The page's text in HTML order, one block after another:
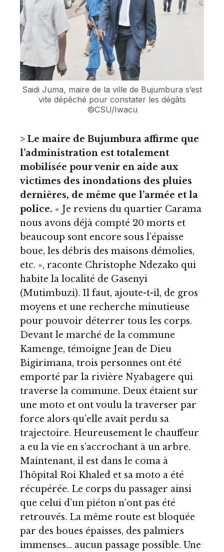
Saidi Juma, maire de la ville de Bujumbura s’est
vite dépêché pour constater les dégâts
©CSU/Iwacu
> Le maire de Bujumbura affirme que
l’administration est totalement
mobilisée pour venir en aide aux
victimes des inondations des pluies
dernières, de même que l’armée et la
police. « Je reviens du quartier Carama
nous avons déjà compté 20 morts et
beaucoup sont encore sous l’épaisse
boue, les débris des maisons démolies,
etc. », raconte Christophe Ndezako qui
habite la localité de Gasenyi
(Mutimbuzi). Il faut, ajoute-t-il, de gros
moyens et une recherche minutieuse
pour pouvoir déterrer tous les corps.
Devant le marché de la commune
Kamenge, témoigne Jean de Dieu
Bigirimana, trois personnes ont été
emporté par la rivière Nyabagere qui
traverse la commune. Deux étaient sur
une moto et ont voulu la traverser par
force alors qu’elle avait perdu sa
trajectoire. Heureusement le chauffeur
a eu la vie en s’accrochant à un arbre.
Maintenant, il est dans le coma à
l’hôpital Roi Khaled et sa moto a été
récupérée. Le corps du passager ainsi
que celui d’un piéton n’ont pas été
retrouvés. La même route est bloquée
par des boues épaisses, des palmiers
immenses… aucun passage possible. Une